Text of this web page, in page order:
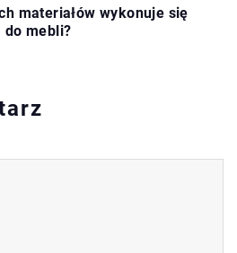
materiałów wykonuje się
do mebli?